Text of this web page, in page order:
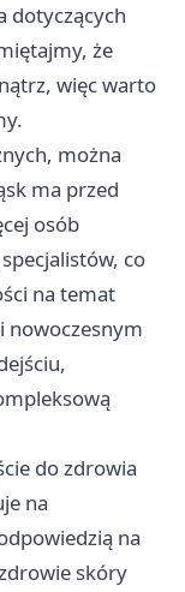
dotyczących
że
więc warto
można
ma przed
osób
co
na temat
nowoczesnym
do zdrowia
na
na
skóry